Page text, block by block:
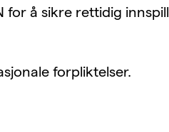
for å sikre rettidig innspill
forpliktelser.